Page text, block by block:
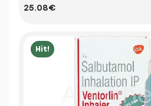
25.08€
Hit!